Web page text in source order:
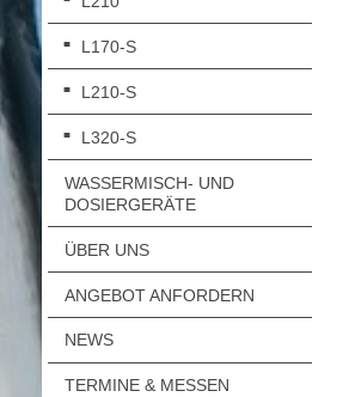
L170-S
L210-S
L320-S
WASSERMISCH- UND
DOSIERGERÄTE
ÜBER UNS
ANGEBOT ANFORDERN
NEWS
TERMINE & MESSEN